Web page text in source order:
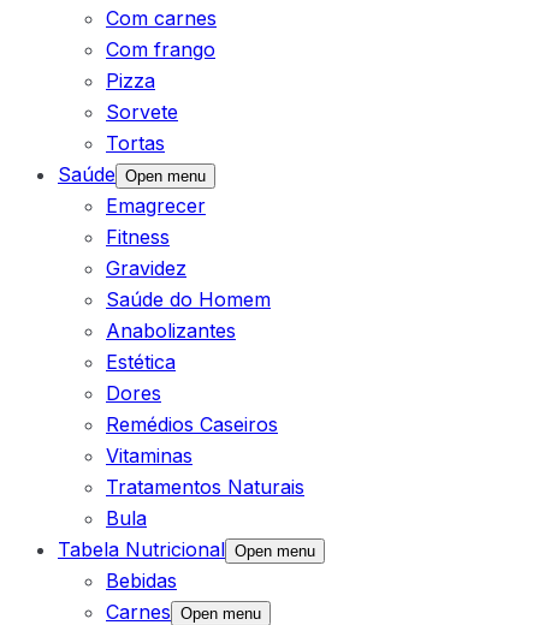
Com carnes
Com frango
Pizza
Sorvete
Tortas
Saúde Open menu
Emagrecer
Fitness
Gravidez
Saúde do Homem
Anabolizantes
Estética
Dores
Remédios Caseiros
Vitaminas
Tratamentos Naturais
Bula
Tabela Nutricional Open menu
Bebidas
Carnes Open menu